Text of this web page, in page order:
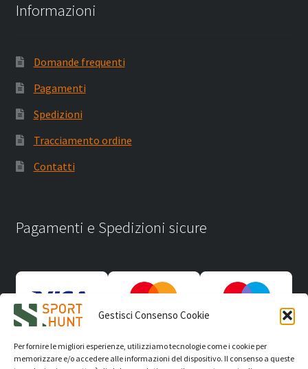
Gestisci Consenso Cookie
Per fornire le migliori esperienze, utilizziamo tecnologie come i cookie per
memorizzare e/o accedere alle informazioni del dispositivo. Il consenso a queste
Informazioni
Domande frequenti
Pagamenti
Spedizioni
Tracciamento ordine
Contatti
Pagamenti e Spedizioni sicure